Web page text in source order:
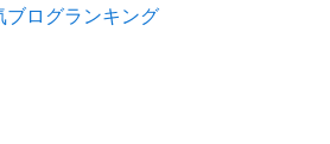
ブログランキング